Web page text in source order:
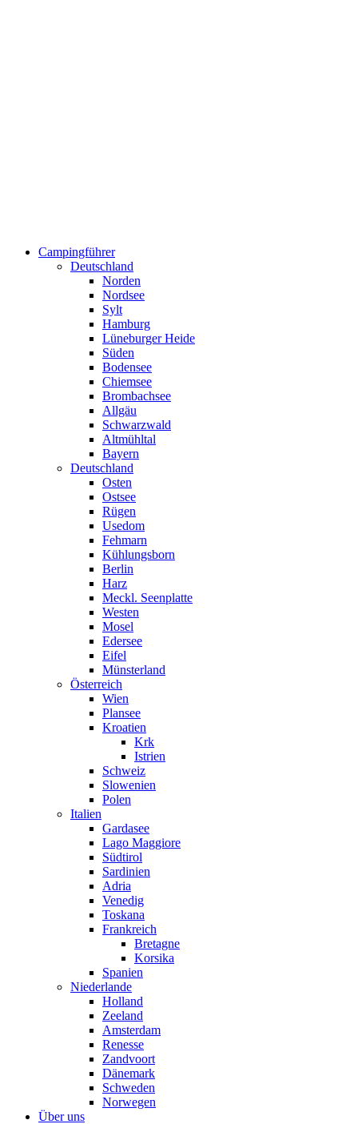
Campingführer
Deutschland
Norden
Nordsee
Sylt
Hamburg
Lüneburger Heide
Süden
Bodensee
Chiemsee
Brombachsee
Allgäu
Schwarzwald
Altmühltal
Bayern
Deutschland
Osten
Ostsee
Rügen
Usedom
Fehmarn
Kühlungsborn
Berlin
Harz
Meckl. Seenplatte
Westen
Mosel
Edersee
Eifel
Münsterland
Österreich
Wien
Plansee
Kroatien
Krk
Istrien
Schweiz
Slowenien
Polen
Italien
Gardasee
Lago Maggiore
Südtirol
Sardinien
Adria
Venedig
Toskana
Frankreich
Bretagne
Korsika
Spanien
Niederlande
Holland
Zeeland
Amsterdam
Renesse
Zandvoort
Dänemark
Schweden
Norwegen
Über uns